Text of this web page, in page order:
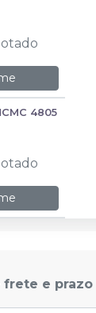
4805
frete e prazo